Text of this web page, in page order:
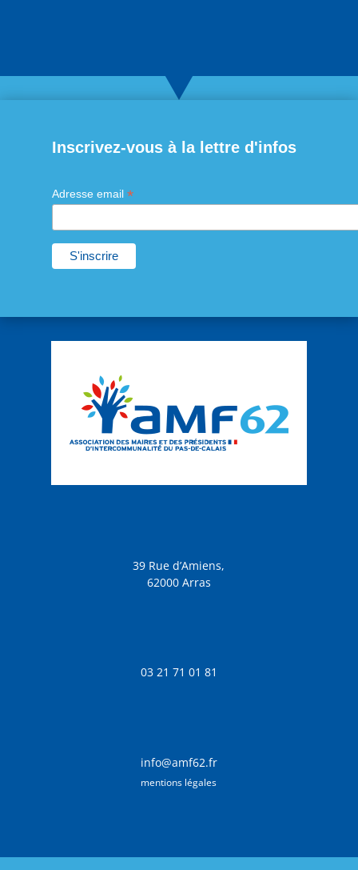
Inscrivez-vous à la lettre d'infos
Adresse email *
39 Rue d’Amiens,
62000 Arras
03 21 71 01 81
info@amf62.fr
mentions légales